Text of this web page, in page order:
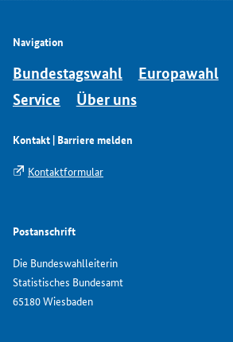
Navigation
Bundestagswahl Europawahl
Service
Über uns
Kontakt | Barriere melden
Kontaktformular
Postanschrift
Die Bundeswahlleiterin
Statistisches Bundesamt
65180 Wiesbaden